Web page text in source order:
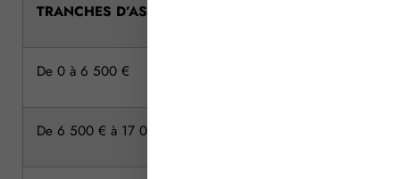
TRANCHES D’ASSIETTE
De 0 à 6 500 €
De 6 500 € à 17 000 €